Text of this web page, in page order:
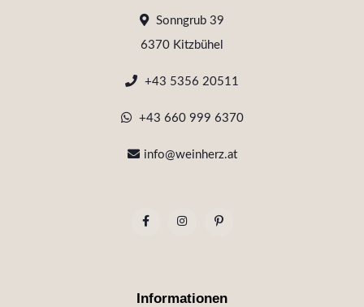
Sonngrub 39
6370 Kitzbühel
+43 5356 20511
+43 660 999 6370
info@weinherz.at
Informationen